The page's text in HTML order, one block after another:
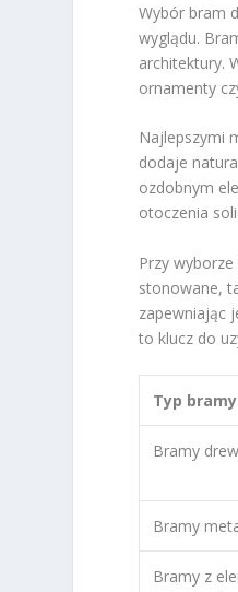
Wybór bram
wyglądu.
architektury.
ornamenty
Najlepszymi
dodaje
ozdobnym
otoczenia
Przy
stonowane,
zapewniając
to klucz do
Typ bramy
Bramy
Bramy
Bramy z